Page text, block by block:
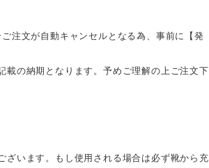
注文が自動キャンセルとなる為、事前に【発
載の納期となります。予めご理解の上ご注文下
ざいます。もし使用される場合は必ず靴から充